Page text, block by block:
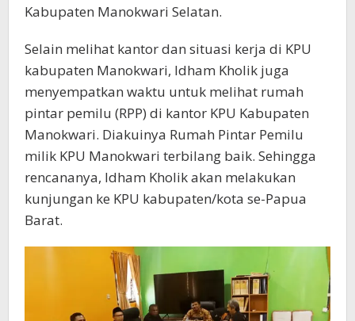
Kabupaten Manokwari Selatan.
Selain melihat kantor dan situasi kerja di KPU
kabupaten Manokwari, Idham Kholik juga
menyempatkan waktu untuk melihat rumah
pintar pemilu (RPP) di kantor KPU Kabupaten
Manokwari. Diakuinya Rumah Pintar Pemilu
milik KPU Manokwari terbilang baik. Sehingga
rencananya, Idham Kholik akan melakukan
kunjungan ke KPU kabupaten/kota se-Papua
Barat.